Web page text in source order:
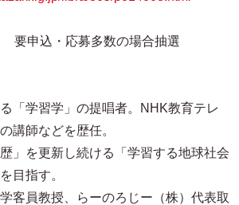
込・応募多数の場合抽選
る「学習学」の提唱者。NHK教育テレ
講師などを歴任。
」を更新し続ける「学習する地球社会
目指す。
客員教授、らーのろじー（株）代表取